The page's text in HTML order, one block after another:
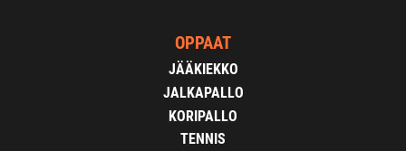
OPPAAT
JÄÄKIEKKO
JALKAPALLO
KORIPALLO
TENNIS